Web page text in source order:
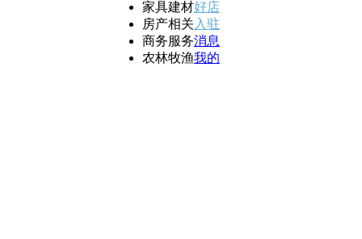
家具建材
房产相关
商务服务
农林牧渔
好店
入驻
消息
我的